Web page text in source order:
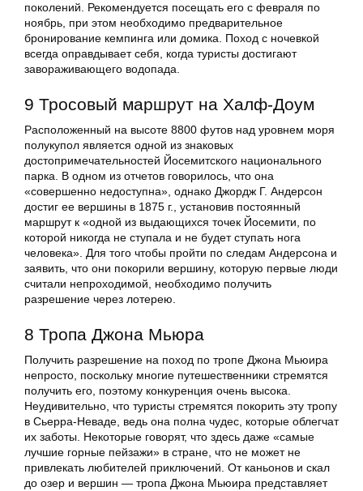
поколений. Рекомендуется посещать его с февраля по
ноябрь, при этом необходимо предварительное
бронирование кемпинга или домика. Поход с ночевкой
всегда оправдывает себя, когда туристы достигают
завораживающего водопада.
9 Тросовый маршрут на Халф-Доум
Расположенный на высоте 8800 футов над уровнем моря
полукупол является одной из знаковых
достопримечательностей Йосемитского национального
парка. В одном из отчетов говорилось, что она
«совершенно недоступна», однако Джордж Г. Андерсон
достиг ее вершины в 1875 г., установив постоянный
маршрут к «одной из выдающихся точек Йосемити, по
которой никогда не ступала и не будет ступать нога
человека». Для того чтобы пройти по следам Андерсона и
заявить, что они покорили вершину, которую первые люди
считали непроходимой, необходимо получить
разрешение через лотерею.
8 Тропа Джона Мьюра
Получить разрешение на поход по тропе Джона Мьюира
непросто, поскольку многие путешественники стремятся
получить его, поэтому конкуренция очень высока.
Неудивительно, что туристы стремятся покорить эту тропу
в Сьерра-Неваде, ведь она полна чудес, которые облегчат
их заботы. Некоторые говорят, что здесь даже «самые
лучшие горные пейзажи» в стране, что не может не
привлекать любителей приключений. От каньонов и скал
до озер и вершин — тропа Джона Мьюира представляет